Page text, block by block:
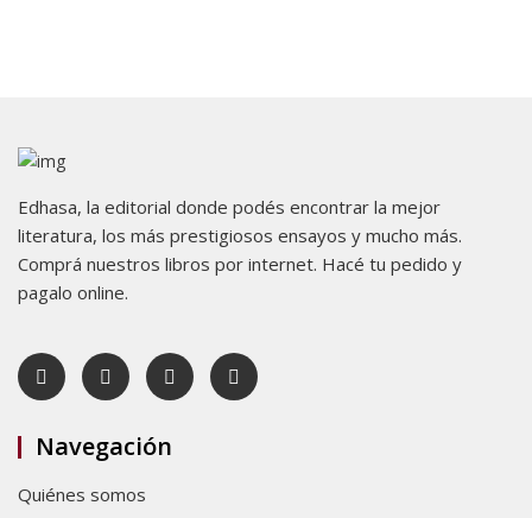
Edhasa, la editorial donde podés encontrar la mejor
literatura, los más prestigiosos ensayos y mucho más.
Comprá nuestros libros por internet. Hacé tu pedido y
pagalo online.
Navegación
Quiénes somos